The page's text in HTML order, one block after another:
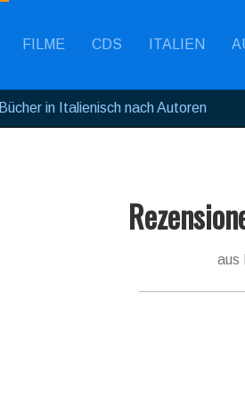
FILME CDS ITALIEN
Bücher in Italienisch nach Autoren
aus